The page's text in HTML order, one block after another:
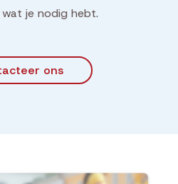
je nodig hebt.
ons